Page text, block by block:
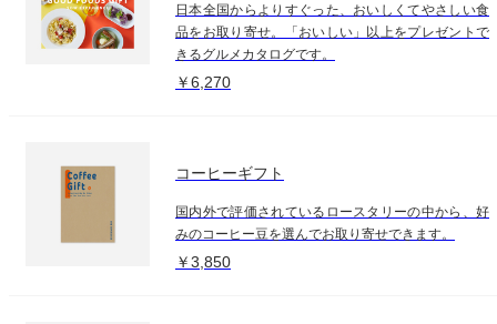
日本全国からよりすぐった、おいしくてやさしい食
品をお取り寄せ。「おいしい」以上をプレゼントで
きるグルメカタログです。
￥6,270
コーヒーギフト
国内外で評価されているロースタリーの中から、好
みのコーヒー豆を選んでお取り寄せできます。
￥3,850